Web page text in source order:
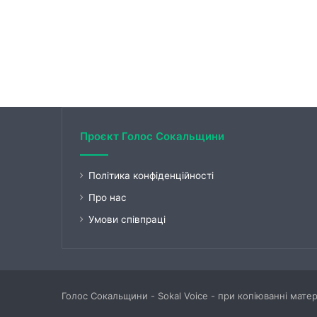
Проєкт Голос Сокальщини
Політика конфіденційності
Про нас
Умови співпраці
Голос Сокальщини - Sokal Voice - при копіюванні